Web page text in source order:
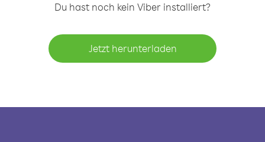
Du hast noch kein Viber installiert?
Jetzt herunterladen